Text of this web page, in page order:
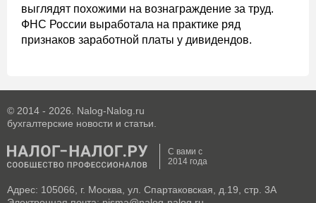
выглядят похожими на вознаграждение за труд.
ФНС России выработала на практике ряд
признаков заработной платы у дивидендов.
© 2014 - 2026. Nalog-Nalog.ru
бухгалтерские новости и статьи.
С вами с
2014 года
Адрес: 105066, г. Москва, ул. Спартаковская, д.19, стр. 3А